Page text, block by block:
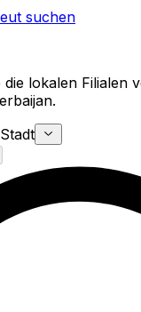
suchen
lokalen Filialen